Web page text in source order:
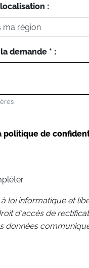
:
demande * :
politique de
loi informatique et
d'accès de
données